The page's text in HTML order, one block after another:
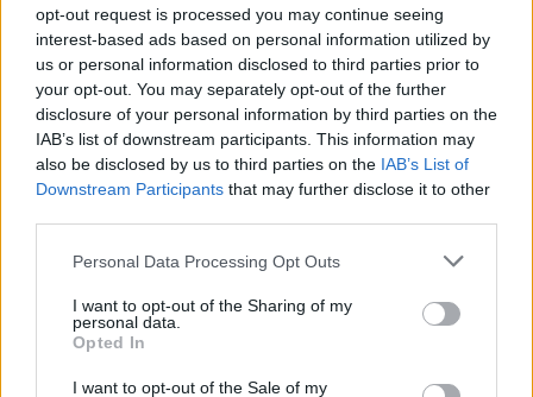
opt-out request is processed you may continue seeing
interest-based ads based on personal information utilized by
us or personal information disclosed to third parties prior to
your opt-out. You may separately opt-out of the further
disclosure of your personal information by third parties on the
IAB’s list of downstream participants. This information may
also be disclosed by us to third parties on the IAB’s List of
Downstream Participants that may further disclose it to other
Please note that this website/app uses one or more Google
not limited to your visit or usage behaviour. You may click to
grant or deny consent to Google and its third-party tags to
use your data for below specified purposes in below Google
consent section.
Personal Data Processing Opt Outs
I want to opt-out of the Sharing of my
personal data.
Opted In
I want to opt-out of the Sale of my
FLASH FOCUS